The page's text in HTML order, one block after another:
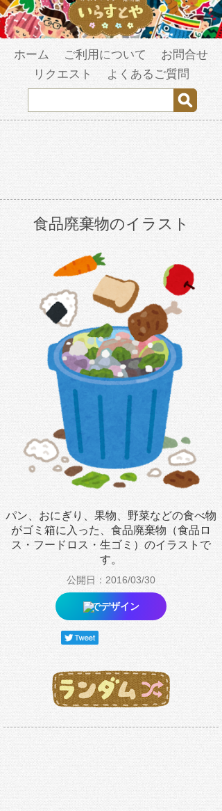
ホーム ご利用について
お問合せ
リクエスト
よくあるご質問
食品廃棄物のイラスト
パン、おにぎり、果物、野菜などの食べ物
がゴミ箱に入った、食品廃棄物（食品ロ
ス・フードロス・生ゴミ）のイラストで
す。
公開日：2016/03/30
でデザイン